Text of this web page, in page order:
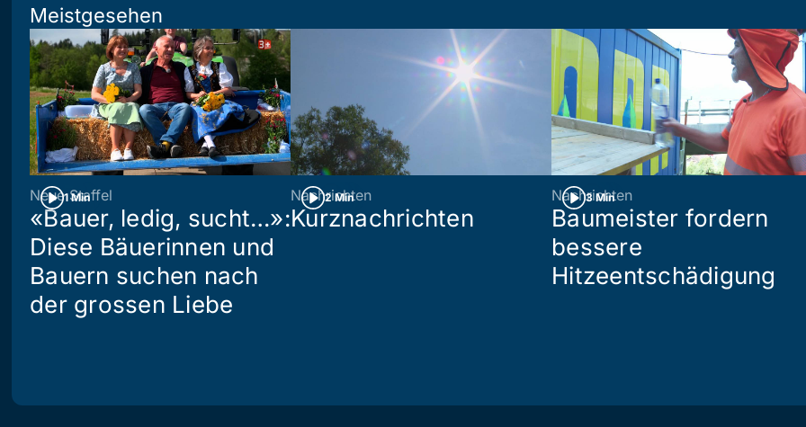
Meistgesehen
1 Min
Neue Staffel
«Bauer, ledig, sucht…»:
Diese Bäuerinnen und
Bauern suchen nach
der grossen Liebe
2 Min
Nachrichten
Kurznachrichten
3 Min
Nachrichten
Baumeister fordern
bessere
Hitzeentschädigung